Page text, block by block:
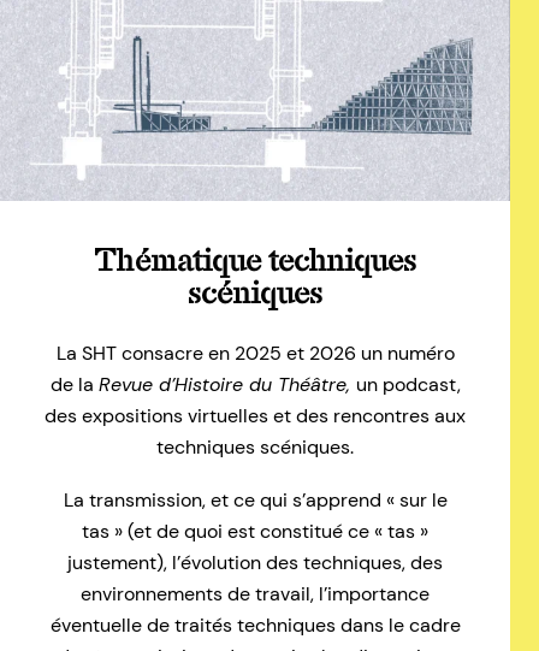
Thématique techniques
scéniques
La SHT consacre en 2025 et 2026 un numéro
de la Revue d’Histoire du Théâtre, un podcast,
des expositions virtuelles et des rencontres aux
techniques scéniques.
La transmission, et ce qui s’apprend « sur le
tas » (et de quoi est constitué ce « tas »
justement), l’évolution des techniques, des
environnements de travail, l’importance
éventuelle de traités techniques dans le cadre